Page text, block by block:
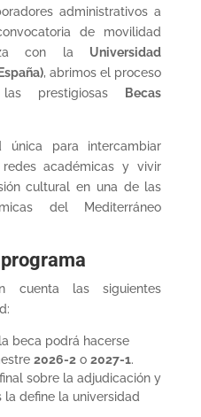
administrativos a
de movilidad
con la Universidad
, abrimos el proceso
prestigiosas
Becas
única para intercambiar
académicas y vivir
cultural en una de las
del Mediterráneo
cuenta las siguientes
beca podrá hacerse
2026-2o 2027-1.
sobre la adjudicación y
la define la universidad